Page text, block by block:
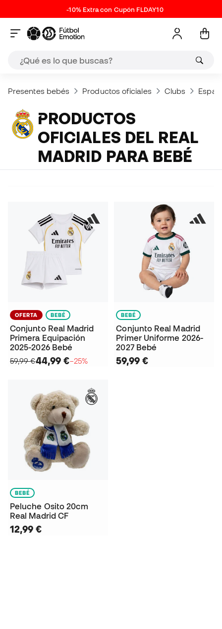
-10% Extra con Cupón FLDAY10
Presentes bebés Productos oficiales Clubs
PRODUCTOS
OFICIALES DEL REAL
MADRID PARA BEBÉ
OFERTA BEBÉ
Conjunto Real Madrid
Primera Equipación
2025-2026 Bebé
59,99 €44,99 €−25%
BEBÉ
Conjunto Real Madrid
Primer Uniforme 2026-
2027 Bebé
59,99 €
BEBÉ
Peluche Osito 20cm
Real Madrid CF
12,99 €